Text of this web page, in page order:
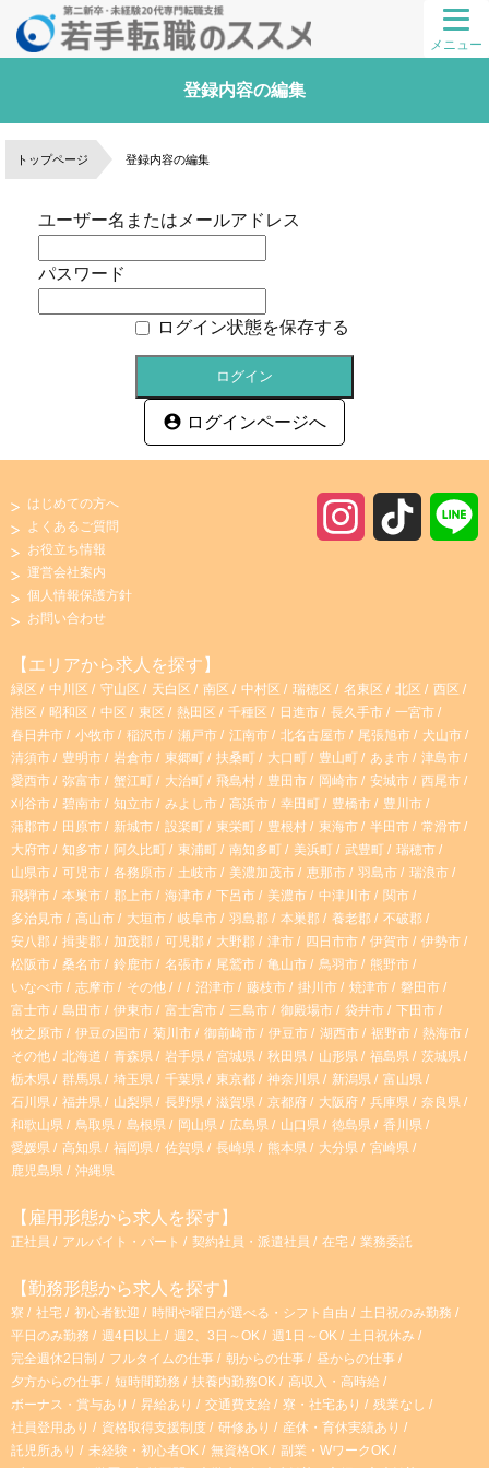
メニュー
登録内容の編集
トップページ 登録内容の編集
ユーザー名またはメールアドレス
パスワード
ログイン状態を保存する
ログインページへ
a
g
r
a
m
o
k
はじめての方へ
よくあるご質問
お役立ち情報
運営会社案内
個人情報保護方針
お問い合わせ
【エリアから求人を探す】
緑区 中川区 守山区 天白区 南区 中村区 瑞穂区 名東区 北区
西区
港区
昭和区 中区 東区 熱田区 千種区 日進市 長久手市
一宮市
春日井市
小牧市 稲沢市 瀬戸市 江南市 北名古屋市 尾張旭市
犬山市
清須市
豊明市 岩倉市 東郷町 扶桑町 大口町 豊山町 あま市
津島市
愛西市
弥富市 蟹江町 大治町 飛島村 豊田市 岡崎市 安城市
西尾市
刈谷市
碧南市 知立市 みよし市 高浜市 幸田町 豊橋市
豊川市
蒲郡市
田原市 新城市 設楽町 東栄町 豊根村 東海市 半田市
常滑市
大府市
知多市 阿久比町 東浦町 南知多町 美浜町 武豊町
瑞穂市
山県市
可児市 各務原市 土岐市 美濃加茂市 恵那市 羽島市
瑞浪市
飛騨市
本巣市 郡上市 海津市 下呂市 美濃市 中津川市
関市
多治見市
高山市 大垣市 岐阜市 羽島郡 本巣郡 養老郡
不破郡
安八郡
揖斐郡 加茂郡 可児郡 大野郡 津市 四日市市 伊賀市
伊勢市
松阪市
桑名市 鈴鹿市 名張市 尾鷲市 亀山市 鳥羽市
熊野市
いなべ市
志摩市 その他 沼津市 藤枝市 掛川市 焼津市
磐田市
富士市
島田市 伊東市 富士宮市 三島市 御殿場市 袋井市
下田市
牧之原市
伊豆の国市 菊川市 御前崎市 伊豆市 湖西市 裾野市
熱海市
その他
北海道 青森県 岩手県 宮城県 秋田県 山形県 福島県
茨城県
栃木県
群馬県 埼玉県 千葉県 東京都 神奈川県 新潟県
富山県
石川県
福井県 山梨県 長野県 滋賀県 京都府 大阪府 兵庫県
奈良県
和歌山県
鳥取県 島根県 岡山県 広島県 山口県 徳島県
香川県
愛媛県
高知県 福岡県 佐賀県 長崎県 熊本県 大分県
宮崎県
鹿児島県
沖縄県
【雇用形態から求人を探す】
正社員 アルバイト・パート 契約社員・派遣社員 在宅 業務委託
【勤務形態から求人を探す】
寮 社宅 初心者歓迎 時間や曜日が選べる・シフト自由
土日祝のみ勤務
平日のみ勤務
週4日以上 週2、3日～OK 週1日～OK
土日祝休み
完全週休2日制
フルタイムの仕事 朝からの仕事
昼からの仕事
夕方からの仕事
短時間勤務 扶養内勤務OK
高収入・高時給
ボーナス・賞与あり
昇給あり 交通費支給 寮・社宅あり
残業なし
社員登用あり
資格取得支援制度 研修あり
産休・育休実績あり
託児所あり
未経験・初心者OK 無資格OK
副業・WワークOK